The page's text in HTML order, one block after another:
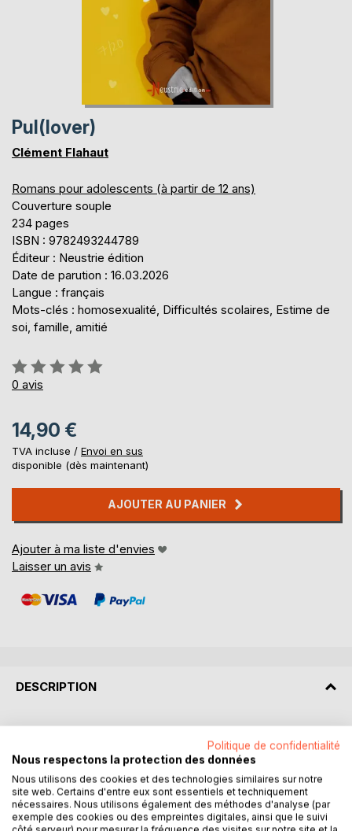
Pul(lover)
Clément Flahaut
Romans pour adolescents (à partir de 12 ans)
Couverture souple
234 pages
ISBN : 9782493244789
Éditeur : Neustrie édition
Date de parution : 16.03.2026
Langue : français
Mots-clés : homosexualité, Difficultés scolaires, Estime de
soi, famille, amitié
Évaluation:
0%
0 avis
14,90 €
TVA incluse / Envoi en sus
disponible (dès maintenant)
AJOUTER AU PANIER
Ajouter à ma liste d'envies
Laisser un avis
DESCRIPTION
trouve désespérément monotone. Jusqu'au jour où sa
mère et la voisine du dessus lui imposent un professeur
particulier : Justin. Élève brillant et passionné d'aviron,
Justin est aussi indissociable de son vieux pull-over marron
qui ne quitte jamais ses épaules. Ce simple vêtement
Politique de confidentialité
Nous respectons la protection des données
Nous utilisons des cookies et des technologies similaires sur notre
site web. Certains d'entre eux sont essentiels et techniquement
nécessaires. Nous utilisons également des méthodes d'analyse (par
exemple des cookies ou des empreintes digitales, ainsi que le suivi